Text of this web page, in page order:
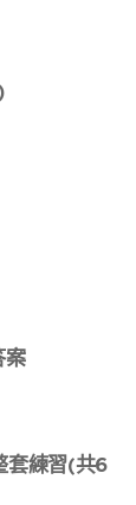
案
套練習(共6